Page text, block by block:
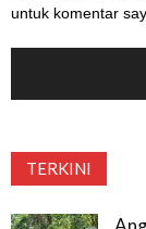
untuk komentar
TERKINI